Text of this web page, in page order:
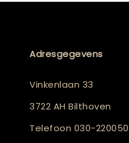
Adresgegevens
Vinkenlaan 33
3722 AH Bilthoven
Telefoon 030-